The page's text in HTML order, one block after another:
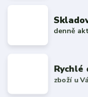
denně
Rychlé
zboží u